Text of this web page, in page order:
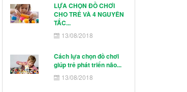
LỰA CHỌN ĐỒ CHƠI
CHO TRẺ VÀ 4 NGUYÊN
TẮC...
13/08/2018
Cách lựa chọn đồ chơi
giúp trẻ phát triển não...
13/08/2018